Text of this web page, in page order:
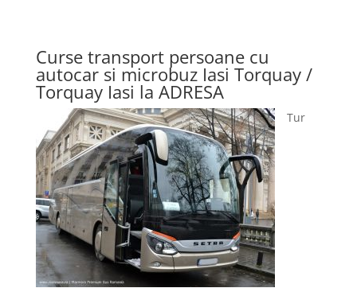
Curse transport persoane cu
autocar si microbuz Iasi Torquay /
Torquay Iasi la ADRESA
Tur